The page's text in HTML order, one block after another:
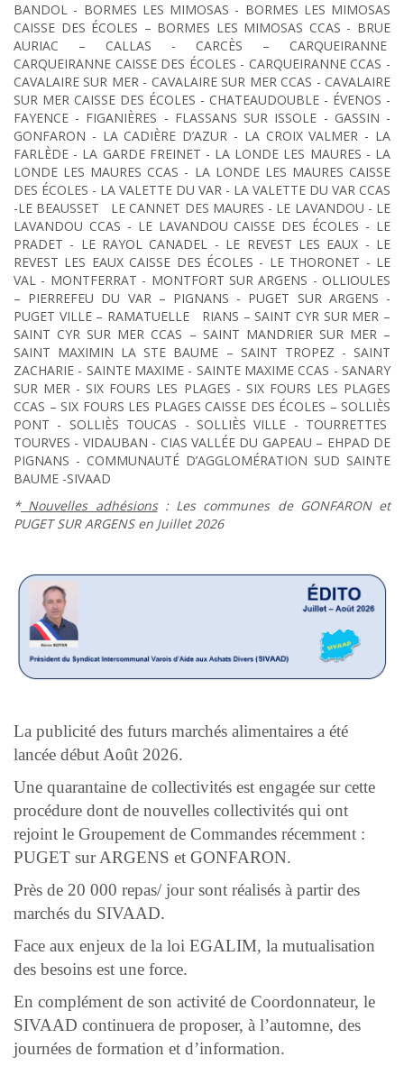
BANDOL - BORMES LES MIMOSAS - BORMES LES MIMOSAS
CAISSE DES ÉCOLES – BORMES LES MIMOSAS CCAS - BRUE
AURIAC – CALLAS - CARCÈS – CARQUEIRANNE
CARQUEIRANNE CAISSE DES ÉCOLES - CARQUEIRANNE CCAS -
CAVALAIRE SUR MER - CAVALAIRE SUR MER CCAS - CAVALAIRE
SUR MER CAISSE DES ÉCOLES - CHATEAUDOUBLE - ÉVENOS -
FAYENCE - FIGANIÈRES - FLASSANS SUR ISSOLE - GASSIN -
GONFARON - LA CADIÈRE D’AZUR - LA CROIX VALMER - LA
FARLÈDE - LA GARDE FREINET - LA LONDE LES MAURES - LA
LONDE LES MAURES CCAS - LA LONDE LES MAURES CAISSE
DES ÉCOLES - LA VALETTE DU VAR - LA VALETTE DU VAR CCAS
-LE BEAUSSET LE CANNET DES MAURES - LE LAVANDOU - LE
LAVANDOU CCAS - LE LAVANDOU CAISSE DES ÉCOLES - LE
PRADET - LE RAYOL CANADEL - LE REVEST LES EAUX - LE
REVEST LES EAUX CAISSE DES ÉCOLES - LE THORONET - LE
VAL - MONTFERRAT - MONTFORT SUR ARGENS - OLLIOULES
– PIERREFEU DU VAR – PIGNANS - PUGET SUR ARGENS -
PUGET VILLE – RAMATUELLE RIANS – SAINT CYR SUR MER –
SAINT CYR SUR MER CCAS – SAINT MANDRIER SUR MER –
SAINT MAXIMIN LA STE BAUME – SAINT TROPEZ - SAINT
ZACHARIE - SAINTE MAXIME - SAINTE MAXIME CCAS - SANARY
SUR MER - SIX FOURS LES PLAGES - SIX FOURS LES PLAGES
CCAS – SIX FOURS LES PLAGES CAISSE DES ÉCOLES – SOLLIÈS
PONT - SOLLIÈS TOUCAS - SOLLIÈS VILLE - TOURRETTES
TOURVES - VIDAUBAN - CIAS VALLÉE DU GAPEAU – EHPAD DE
PIGNANS - COMMUNAUTÉ D’AGGLOMÉRATION SUD SAINTE
BAUME -SIVAAD
*Nouvelles adhésions: Les communes de GONFARON et
PUGET SUR ARGENS en Juillet 2026
La publicité des futurs marchés alimentaires a été
lancée début Août 2026.
Une quarantaine de collectivités est engagée sur cette
procédure dont de nouvelles collectivités qui ont
rejoint le Groupement de Commandes récemment :
PUGET sur ARGENS et GONFARON.
Près de 20 000 repas/ jour sont réalisés à partir des
marchés du SIVAAD.
Face aux enjeux de la loi EGALIM, la mutualisation
des besoins est une force.
En complément de son activité de Coordonnateur, le
SIVAAD continuera de proposer, à l’automne, des
journées de formation et d’information.